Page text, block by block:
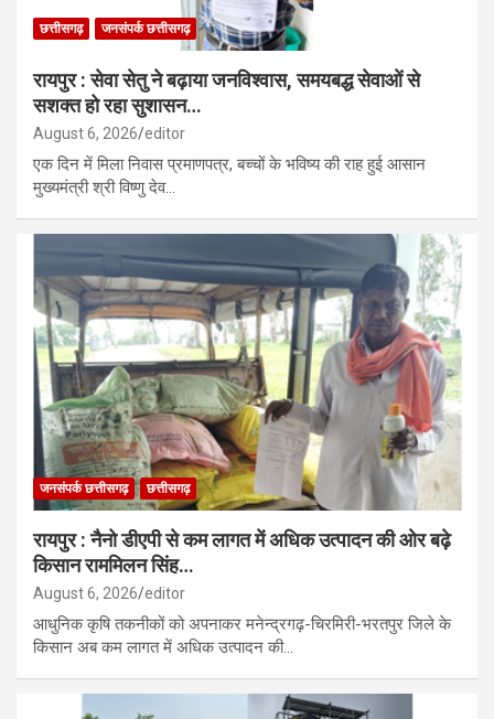
छत्तीसगढ़ जनसंपर्क छत्तीसगढ़
रायपुर : सेवा सेतु ने बढ़ाया जनविश्वास, समयबद्ध सेवाओं से
सशक्त हो रहा सुशासन…
August 6, 2026 editor
एक दिन में मिला निवास प्रमाणपत्र, बच्चों के भविष्य की राह हुई आसान
मुख्यमंत्री श्री विष्णु देव…
जनसंपर्क छत्तीसगढ़ छत्तीसगढ़
रायपुर : नैनो डीएपी से कम लागत में अधिक उत्पादन की ओर बढ़े
किसान राममिलन सिंह…
August 6, 2026 editor
आधुनिक कृषि तकनीकों को अपनाकर मनेन्द्रगढ़-चिरमिरी-भरतपुर जिले के
किसान अब कम लागत में अधिक उत्पादन की…